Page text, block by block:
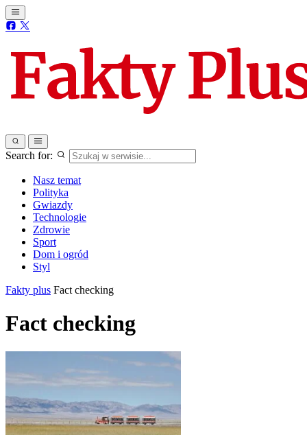
Search for:
Nasz temat
Polityka
Gwiazdy
Technologie
Zdrowie
Sport
Dom i ogród
Styl
Fakty plus Fact checking
Fact checking